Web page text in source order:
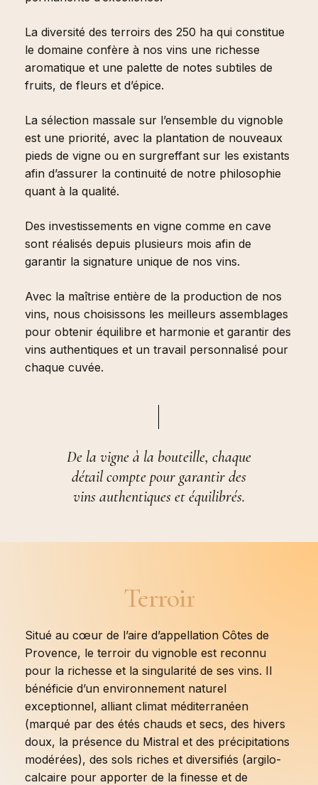
La diversité des terroirs des 250 ha qui constitue
le domaine confère à nos vins une richesse
aromatique et une palette de notes subtiles de
fruits, de fleurs et d’épice.
La sélection massale sur l’ensemble du vignoble
est une priorité, avec la plantation de nouveaux
pieds de vigne ou en surgreffant sur les existants
afin d’assurer la continuité de notre philosophie
quant à la qualité.
Des investissements en vigne comme en cave
sont réalisés depuis plusieurs mois afin de
garantir la signature unique de nos vins.
Avec la maîtrise entière de la production de nos
vins, nous choisissons les meilleurs assemblages
pour obtenir équilibre et harmonie et garantir des
vins authentiques et un travail personnalisé pour
chaque cuvée.
De la vigne à la bouteille, chaque
détail compte pour garantir des
vins authentiques et équilibrés.
Terroir
Situé au cœur de l’aire d’appellation Côtes de
Provence, le terroir du vignoble est reconnu
pour la richesse et la singularité de ses vins. Il
bénéficie d’un environnement naturel
exceptionnel, alliant climat méditerranéen
(marqué par des étés chauds et secs, des hivers
doux, la présence du Mistral et des précipitations
modérées), des sols riches et diversifiés (argilo-
calcaire pour apporter de la finesse et de